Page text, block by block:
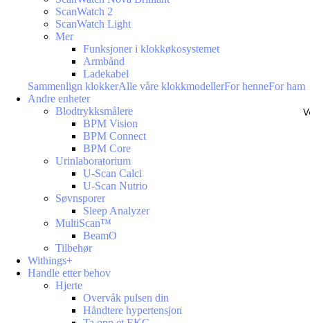
ScanWatch 2
ScanWatch Light
Mer
Funksjoner i klokkøkosystemet
Armbånd
Ladekabel
Sammenlign klokkerAlle våre klokkmodellerFor henneFor ham
Andre enheter
Blodtrykksmålere
BPM Vision
BPM Connect
BPM Core
Urinlaboratorium
U-Scan Calci
U-Scan Nutrio
Søvnsporer
Sleep Analyzer
MultiScan™
BeamO
Tilbehør
Withings+
Handle etter behov
Hjerte
Overvåk pulsen din
Håndtere hypertensjon